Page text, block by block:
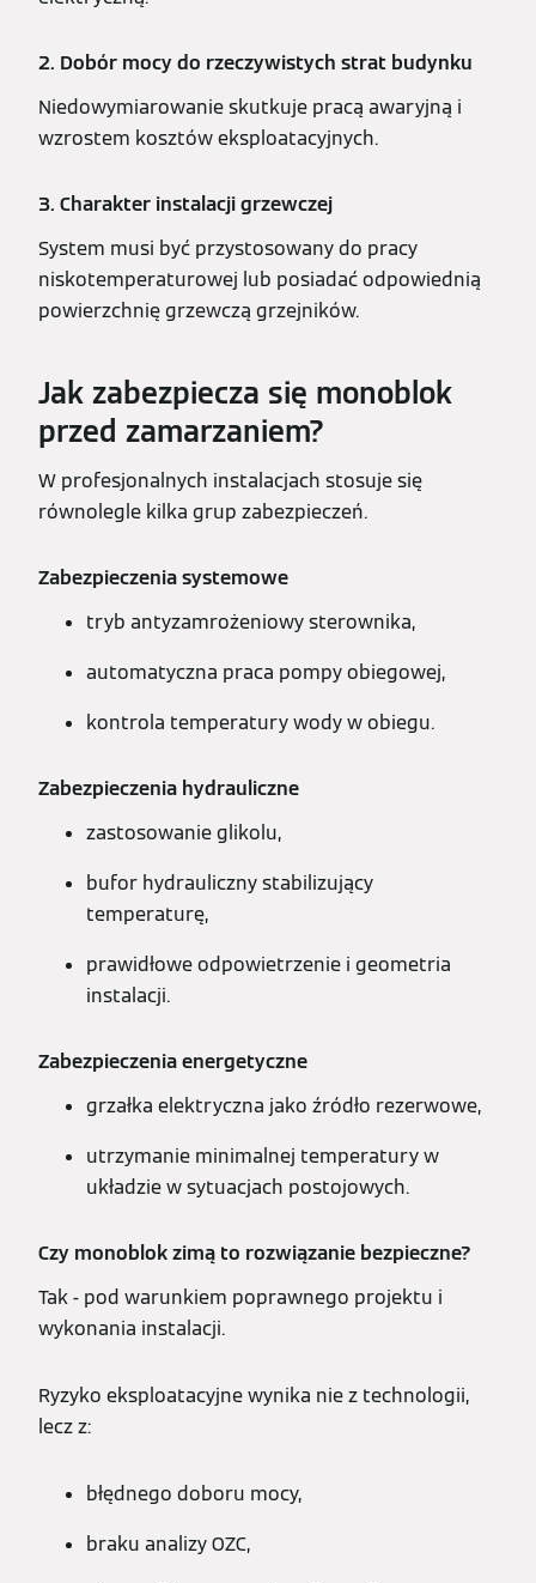
2. Dobór mocy do rzeczywistych strat budynku
Niedowymiarowanie skutkuje pracą awaryjną i
wzrostem kosztów eksploatacyjnych.
3. Charakter instalacji grzewczej
System musi być przystosowany do pracy
niskotemperaturowej lub posiadać odpowiednią
powierzchnię grzewczą grzejników.
Jak zabezpiecza się monoblok
przed zamarzaniem?
W profesjonalnych instalacjach stosuje się
równolegle kilka grup zabezpieczeń.
Zabezpieczenia systemowe
tryb antyzamrożeniowy sterownika,
automatyczna praca pompy obiegowej,
kontrola temperatury wody w obiegu.
Zabezpieczenia hydrauliczne
zastosowanie glikolu,
bufor hydrauliczny stabilizujący
temperaturę,
prawidłowe odpowietrzenie i geometria
instalacji.
Zabezpieczenia energetyczne
grzałka elektryczna jako źródło rezerwowe,
utrzymanie minimalnej temperatury w
układzie w sytuacjach postojowych.
Czy monoblok zimą to rozwiązanie bezpieczne?
Tak - pod warunkiem poprawnego projektu i
wykonania instalacji.
Ryzyko eksploatacyjne wynika nie z technologii,
lecz z:
błędnego doboru mocy,
braku analizy OZC,